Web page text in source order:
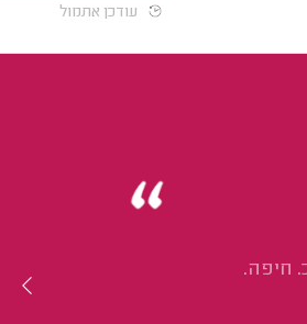
עודכן אתמול
חיפה.